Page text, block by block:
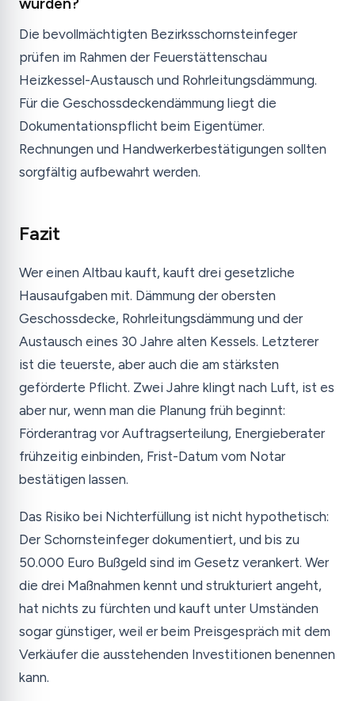
Die bevollmächtigten Bezirksschornsteinfeger
prüfen im Rahmen der Feuerstättenschau
Heizkessel-Austausch und Rohrleitungsdämmung.
Für die Geschossdeckendämmung liegt die
Dokumentationspflicht beim Eigentümer.
Rechnungen und Handwerkerbestätigungen sollten
sorgfältig aufbewahrt werden.
Fazit
Wer einen Altbau kauft, kauft drei gesetzliche
Hausaufgaben mit. Dämmung der obersten
Geschossdecke, Rohrleitungsdämmung und der
Austausch eines 30 Jahre alten Kessels. Letzterer
ist die teuerste, aber auch die am stärksten
geförderte Pflicht. Zwei Jahre klingt nach Luft, ist es
aber nur, wenn man die Planung früh beginnt:
Förderantrag vor Auftragserteilung, Energieberater
frühzeitig einbinden, Frist-Datum vom Notar
bestätigen lassen.
Das Risiko bei Nichterfüllung ist nicht hypothetisch:
Der Schornsteinfeger dokumentiert, und bis zu
50.000 Euro Bußgeld sind im Gesetz verankert. Wer
die drei Maßnahmen kennt und strukturiert angeht,
hat nichts zu fürchten und kauft unter Umständen
sogar günstiger, weil er beim Preisgespräch mit dem
Verkäufer die ausstehenden Investitionen benennen
kann.